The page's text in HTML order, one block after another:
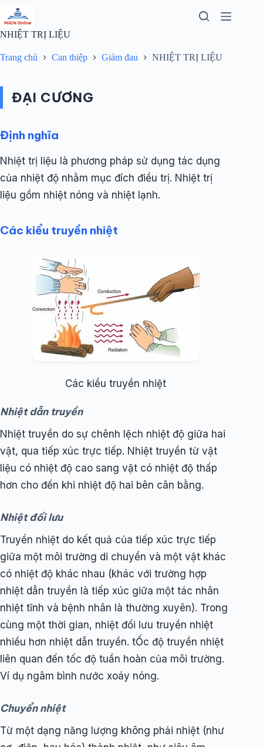
đến
phần
nội
NHIỆT TRỊ LIỆU
Trang chủ Can thiệp Giảm đau NHIỆT TRỊ LIỆU
ĐẠI CƯƠNG
Định nghĩa
Nhiệt trị liệu là phương pháp sử dụng tác dụng
của nhiệt độ nhằm mục đích điều trị. Nhiệt trị
liệu gồm nhiệt nóng và nhiệt lạnh.
Các kiểu truyền nhiệt
Các kiểu truyền nhiệt
Nhiệt dẫn truyền
Nhiệt truyền do sự chênh lệch nhiệt độ giữa hai
vật, qua tiếp xúc trực tiếp. Nhiệt truyền từ vật
liệu có nhiệt độ cao sang vật có nhiệt độ thấp
hơn cho đến khi nhiệt độ hai bên cân bằng.
Nhiệt đối lưu
Truyền nhiệt do kết quả của tiếp xúc trực tiếp
giữa một môi trường di chuyển và một vật khác
có nhiệt độ khác nhau (khác với trường hợp
nhiệt dẫn truyền là tiếp xúc giữa một tác nhân
nhiệt tĩnh và bệnh nhân là thường xuyên). Trong
cùng một thời gian, nhiệt đối lưu truyền nhiệt
nhiều hơn nhiệt dẫn truyền. tỐc độ truyền nhiệt
liên quan đến tốc độ tuần hoàn của môi trường.
Ví dụ ngâm bình nước xoáy nóng.
Chuyển nhiệt
Từ một dạng năng lượng không phải nhiệt (như